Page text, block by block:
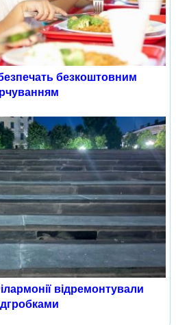
безкоштовним
відремонтували